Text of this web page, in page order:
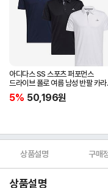
아디다스 SS 스포츠 퍼포먼스
드라이브 폴로 여름 남성 반팔 카라
티셔츠 IA5447 IA5448 IA5446
5% 50,196원
상품설명 구매
상품설명